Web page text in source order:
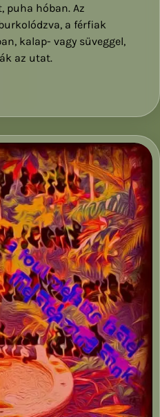
puha hóban. Az
a férfiak
kalap- vagy süveggel,
az utat.